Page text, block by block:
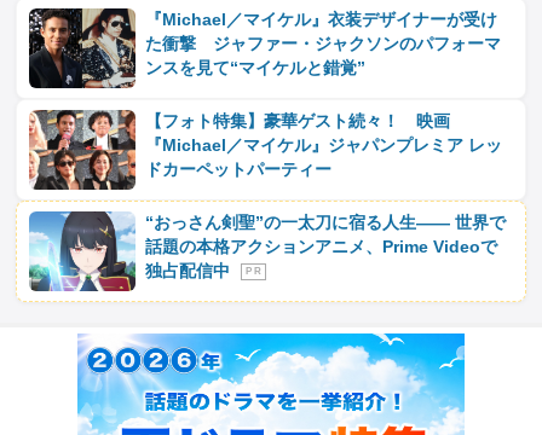
『Michael／マイケル』衣装デザイナーが受け
た衝撃 ジャファー・ジャクソンのパフォーマ
ンスを見て“マイケルと錯覚”
【フォト特集】豪華ゲスト続々！ 映画
『Michael／マイケル』ジャパンプレミア レッ
ドカーペットパーティー
“おっさん剣聖”の一太刀に宿る人生―― 世界で
話題の本格アクションアニメ、Prime Videoで
独占配信中
P R